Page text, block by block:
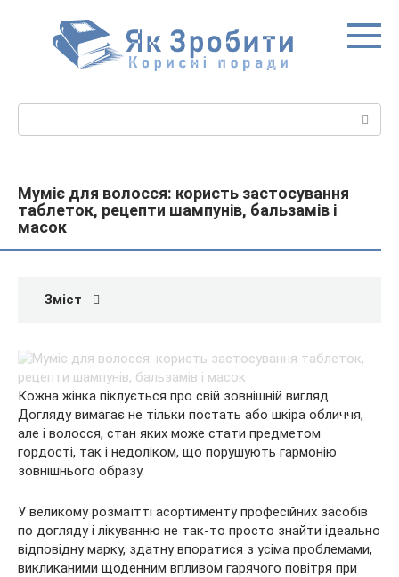
Муміє для волосся: користь застосування
таблеток, рецепти шампунів, бальзамів і
масок
Зміст
Кожна жінка піклується про свій зовнішній вигляд.
Догляду вимагає не тільки постать або шкіра обличчя,
але і волосся, стан яких може стати предметом
гордості, так і недоліком, що порушують гармонію
зовнішнього образу.
У великому розмаїтті асортименту професійних засобів
по догляду і лікуванню не так-то просто знайти ідеально
відповідну марку, здатну впоратися з усіма проблемами,
викликаними щоденним впливом гарячого повітря при